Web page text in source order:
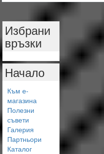
Избрани
връзки
Начало
Към е-
магазина
Полезни
съвети
Галерия
Партньори
Каталог